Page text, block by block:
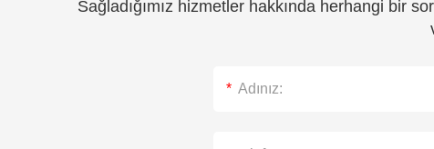
Sağladığımız hizmetler hakkında herhangi bir